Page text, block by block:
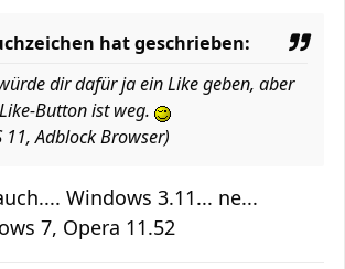
hat geschrieben:
dir dafür ja ein Like geben, aber
Button ist weg.
11, Adblock Browser)
Windows 3.11... ne...
7, Opera 11.52